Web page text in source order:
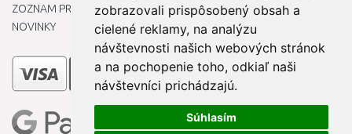
zobrazovali prispôsobený obsah a
cielené reklamy, na analýzu
návštevnosti našich webových stránok
a na pochopenie toho, odkiaľ naši
návštevníci prichádzajú.
Súhlasím
ZOZNAM PRIANÍ
NOVINKY